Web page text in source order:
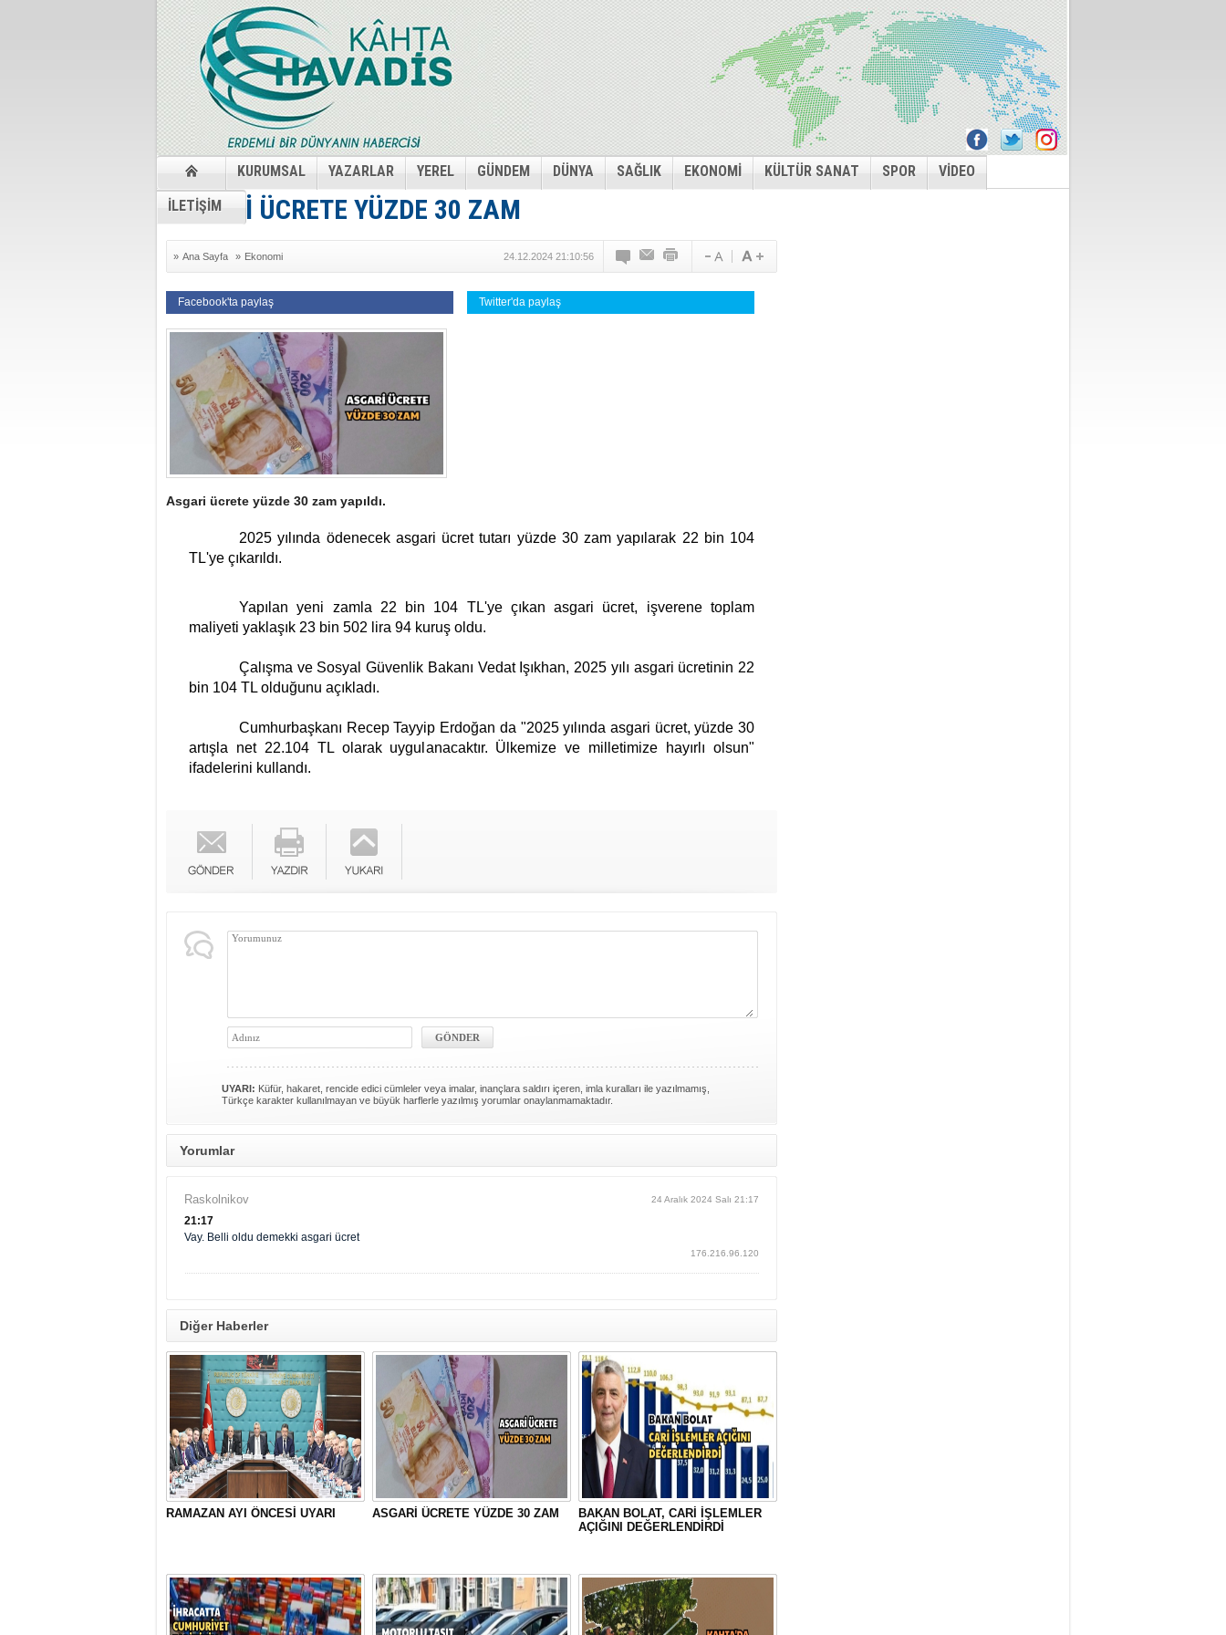
KURUMSAL YAZARLAR YEREL GÜNDEM DÜNYA SAĞLIK EKONOMİ KÜLTÜR SANAT SPOR
VİDEO
İLETİŞİM
ASGARİ ÜCRETE YÜZDE 30 ZAM
» Ana Sayfa » Ekonomi 24.12.2024 21:10:56
Facebook'ta paylaş Twitter'da paylaş
Asgari ücrete yüzde 30 zam yapıldı.
2025 yılında ödenecek asgari ücret tutarı yüzde 30 zam yapılarak 22 bin 104
TL'ye çıkarıldı.
Yapılan yeni zamla 22 bin 104 TL'ye çıkan asgari ücret, işverene toplam
maliyeti yaklaşık 23 bin 502 lira 94 kuruş oldu.
Çalışma ve Sosyal Güvenlik Bakanı Vedat Işıkhan, 2025 yılı asgari ücretinin 22
bin 104 TL olduğunu açıkladı.
Cumhurbaşkanı Recep Tayyip Erdoğan da "2025 yılında asgari ücret, yüzde 30
artışla net 22.104 TL olarak uygulanacaktır. Ülkemize ve milletimize hayırlı olsun"
ifadelerini kullandı.
UYARI: Küfür, hakaret, rencide edici cümleler veya imalar, inançlara saldırı içeren, imla kuralları ile yazılmamış,
Türkçe karakter kullanılmayan ve büyük harflerle yazılmış yorumlar onaylanmamaktadır.
Yorumlar
Raskolnikov 24 Aralık 2024 Salı 21:17
21:17
Vay. Belli oldu demekki asgari ücret
176.216.96.120
Diğer Haberler
RAMAZAN AYI ÖNCESİ UYARI ASGARİ ÜCRETE YÜZDE 30 ZAM
BAKAN BOLAT, CARİ İŞLEMLER
AÇIĞINI DEĞERLENDİRDİ